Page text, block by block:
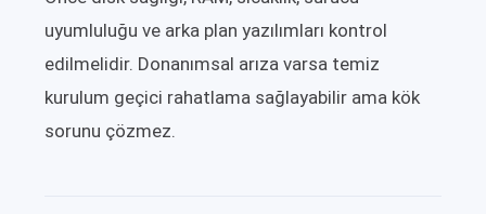
uyumluluğu ve arka plan yazılımları kontrol
edilmelidir. Donanımsal arıza varsa temiz
kurulum geçici rahatlama sağlayabilir ama kök
sorunu çözmez.